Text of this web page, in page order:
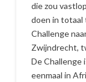
die zou
doen in totaal
Challenge
Zwijndrecht,
De Challenge
eenmaal in